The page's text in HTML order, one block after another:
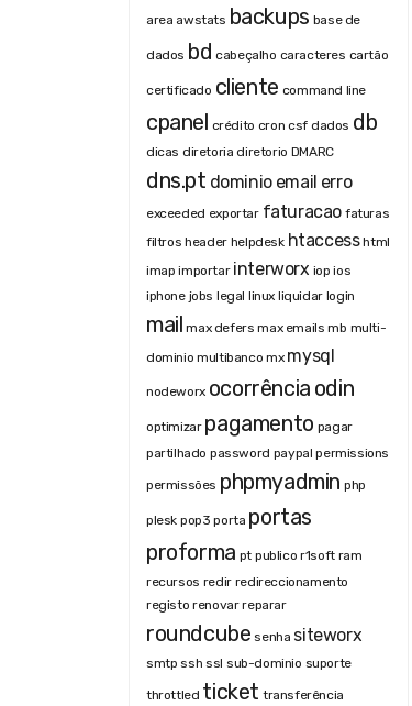
area awstats backups base de
dados bd cabeçalho caracteres cartão
certificado cliente command line
cpanel crédito cron csf dados db
dicas diretoria diretorio DMARC
dns.pt dominio email erro
exceeded exportar faturacao faturas
filtros header helpdesk htaccess html
imap importar interworx iop ios
iphone jobs legal linux liquidar login
mail max defers max emails mb multi-
dominio multibanco mx mysql
nodeworx ocorrência odin
optimizar pagamento pagar
partilhado password paypal permissions
permissões phpmyadmin php
plesk pop3 porta portas
proforma pt publico r1soft ram
recursos redir redireccionamento
registo renovar reparar
roundcube senha siteworx
smtp ssh ssl sub-dominio suporte
throttled ticket transferência